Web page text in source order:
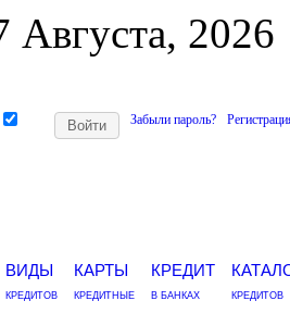
Августа, 2026
Забыли пароль?
ВИДЫ
КРЕДИТОВ
КАРТЫ
КРЕДИТНЫЕ
КРЕДИТ
В БАНКАХ КРЕДИТОВ